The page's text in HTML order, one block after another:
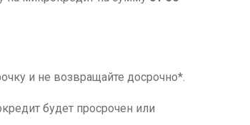
и не возвращайте досрочно*.
будет просрочен или